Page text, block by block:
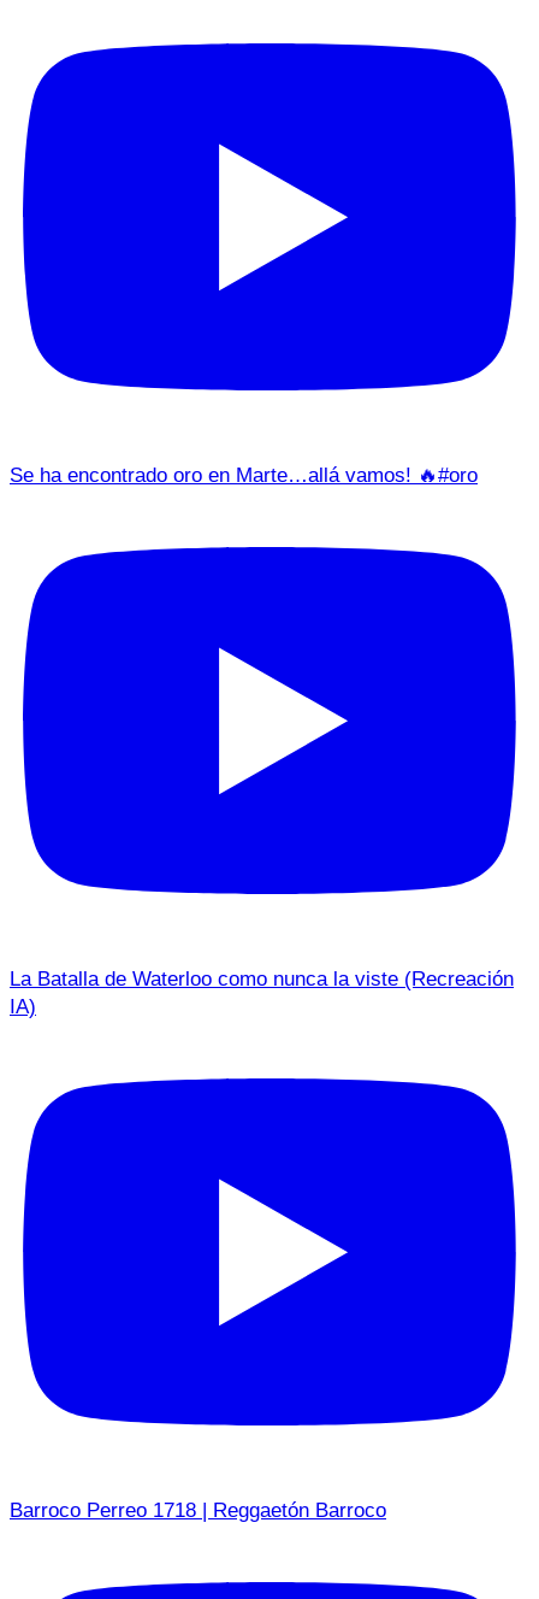
Se ha encontrado oro en Marte…allá vamos! 🔥#oro
La Batalla de Waterloo como nunca la viste (Recreación
IA)
Barroco Perreo 1718 | Reggaetón Barroco